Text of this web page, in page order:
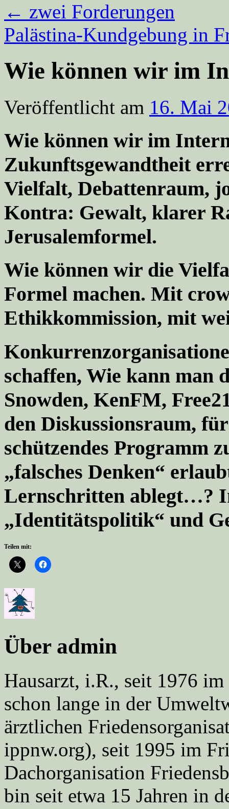
← zwei Forderungen
Palästina-Kundgebung in
Wie können wir im
Veröffentlicht am 16. Mai
Wie können wir im
Zukunftsgewandtheit
Vielfalt, Debattenraum,
Kontra: Gewalt, klarer
Jerusalemformel.
Wie können wir die
Formel machen. Mit
Ethikkommission, mit
schaffen, Wie kann man
Snowden, KenFM,
den Diskussionsraum,
schützendes Programm
„falsches Denken“
Lernschritten ablegt…?
„Identitätspolitik“ und
Teilen mit:
Über admin
Hausarzt, i.R., seit 1976
schon lange in der
ärztlichen
ippnw.org), seit 1995 im
Dachorganisation
bin seit etwa 15 Jahren in